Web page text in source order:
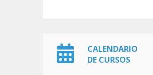
CALENDARIO
DE CURSOS